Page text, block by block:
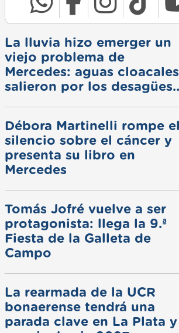
La lluvia hizo emerger un
viejo problema de
Mercedes: aguas cloacales
salieron por los desagües
Débora Martinelli rompe el
silencio sobre el cáncer y
presenta su libro en
Mercedes
Tomás Jofré vuelve a ser
protagonista: llega la 9.ª
Fiesta de la Galleta de
Campo
La rearmada de la UCR
bonaerense tendrá una
parada clave en La Plata y